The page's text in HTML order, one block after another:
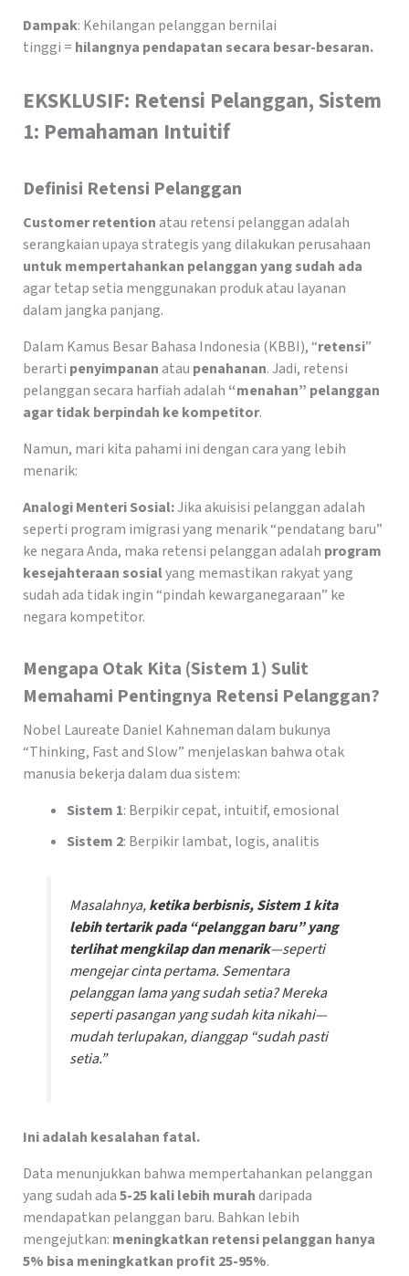
Dampak: Kehilangan pelanggan bernilai
tinggi = hilangnya pendapatan secara besar-besaran.
EKSKLUSIF: Retensi Pelanggan, Sistem
1: Pemahaman Intuitif
Definisi Retensi Pelanggan
Customer retentionatau retensi pelanggan adalah
serangkaian upaya strategis yang dilakukan perusahaan
untuk mempertahankan pelanggan yang sudah ada
agar tetap setia menggunakan produk atau layanan
dalam jangka panjang.
Dalam Kamus Besar Bahasa Indonesia (KBBI), “retensi”
berarti penyimpananatau penahanan. Jadi, retensi
pelanggan secara harfiah adalah “menahan” pelanggan
agar tidak berpindah ke kompetitor.
Namun, mari kita pahami ini dengan cara yang lebih
menarik:
Analogi Menteri Sosial:Jika akuisisi pelanggan adalah
seperti program imigrasi yang menarik “pendatang baru”
ke negara Anda, maka retensi pelanggan adalah program
kesejahteraan sosialyang memastikan rakyat yang
sudah ada tidak ingin “pindah kewarganegaraan” ke
negara kompetitor.
Mengapa Otak Kita (Sistem 1) Sulit
Memahami Pentingnya Retensi Pelanggan?
Nobel Laureate Daniel Kahneman dalam bukunya
“Thinking, Fast and Slow” menjelaskan bahwa otak
manusia bekerja dalam dua sistem:
Sistem 1: Berpikir cepat, intuitif, emosional
Sistem 2: Berpikir lambat, logis, analitis
Masalahnya,ketika berbisnis, Sistem 1 kita
lebih tertarik pada “pelanggan baru” yang
terlihat mengkilap dan menarik—seperti
mengejar cinta pertama. Sementara
pelanggan lama yang sudah setia? Mereka
seperti pasangan yang sudah kita nikahi—
mudah terlupakan, dianggap “sudah pasti
setia.”
Ini adalah kesalahan fatal.
Data menunjukkan bahwa mempertahankan pelanggan
yang sudah ada5-25 kali lebih murahdaripada
mendapatkan pelanggan baru. Bahkan lebih
mengejutkan: meningkatkan retensi pelanggan hanya
5% bisa meningkatkan profit 25-95%.